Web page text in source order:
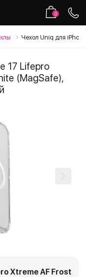
0
Чехол Uniq для
17 Lifepro
(MagSafe),
Xtreme AF Frost